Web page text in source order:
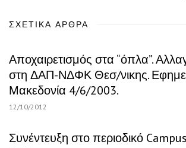
ΣΧΕΤΙΚΆ ΆΡΘΡΑ
Αποχαιρετισμός στα “όπλα”.
στη ΔΑΠ-ΝΔΦΚ Θεσ/νικης.
Μακεδονία 4/6/2003.
12/10/2012
Συνέντευξη στο περιοδικό